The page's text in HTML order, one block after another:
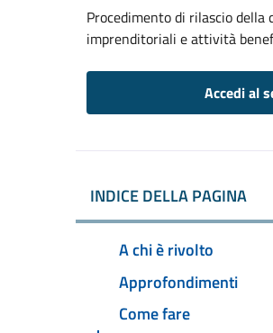
Procedimento di rilascio della
imprenditoriali e attività
Accedi al
INDICE DELLA PAGINA
A chi è rivolto
Approfondimenti
Come fare